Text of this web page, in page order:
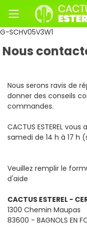
G-SCHV05V3W1
Nous
Nous serons ravis de
donner des conseils
commandes.
CACTUS ESTEREL
samedi de 14 h à 17 h
Veuillez remplir le
d'aide
CACTUS ESTEREL -
1300 Chemin Maupas
83600 - BAGNOLS EN